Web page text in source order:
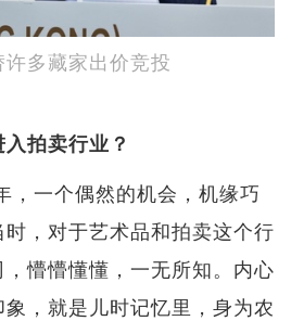
多藏家出价竞投
拍卖行业？
，一个偶然的机会，机缘巧
，对于艺术品和拍卖这个行
懵懵懂懂，一无所知。内心
，就是儿时记忆里，身为农